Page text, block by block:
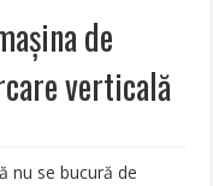
de
verticală
nu se bucură de